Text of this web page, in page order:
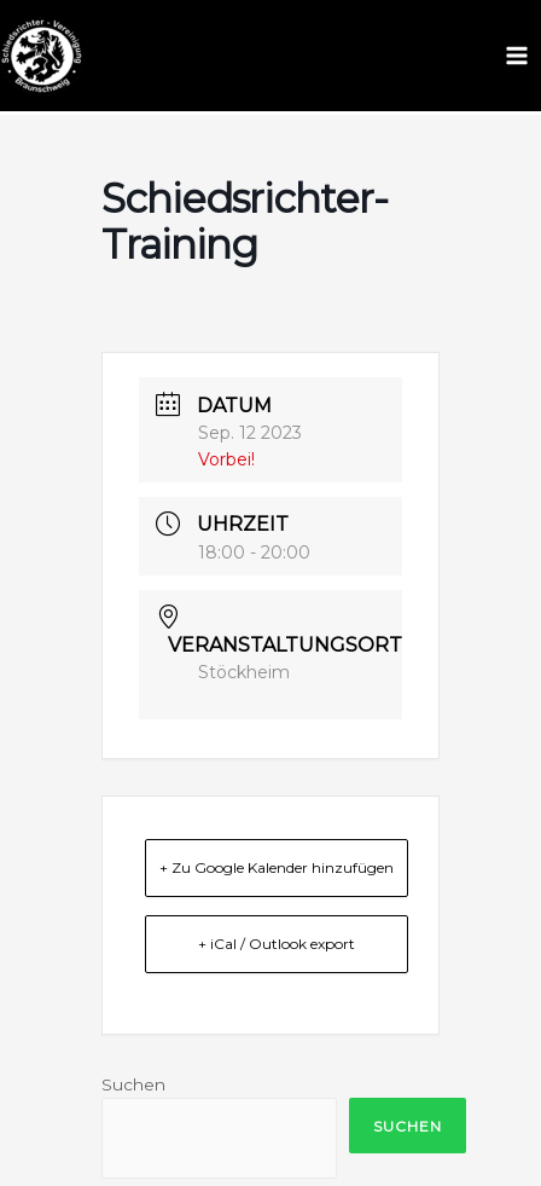
Inhalt
springen
Schiedsrichter-
Training
DATUM
Sep. 12 2023
Vorbei!
UHRZEIT
18:00 - 20:00
VERANSTALTUNGSORT
Stöckheim
+ Zu Google Kalender hinzufügen
+ iCal / Outlook export
Suchen
SUCHEN